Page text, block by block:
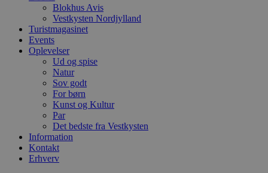
Blokhus Avis
Vestkysten Nordjylland
Turistmagasinet
Events
Oplevelser
Ud og spise
Natur
Sov godt
For børn
Kunst og Kultur
Par
Det bedste fra Vestkysten
Information
Kontakt
Erhverv